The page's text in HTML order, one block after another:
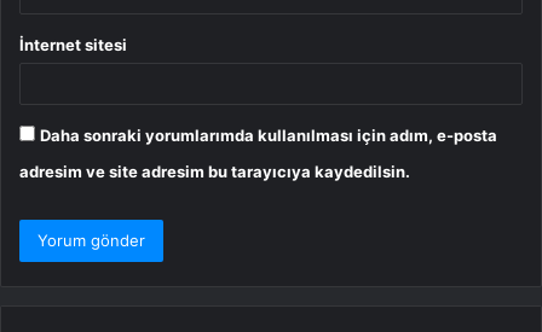
İnternet sitesi
Daha sonraki yorumlarımda kullanılması için adım, e-posta
adresim ve site adresim bu tarayıcıya kaydedilsin.